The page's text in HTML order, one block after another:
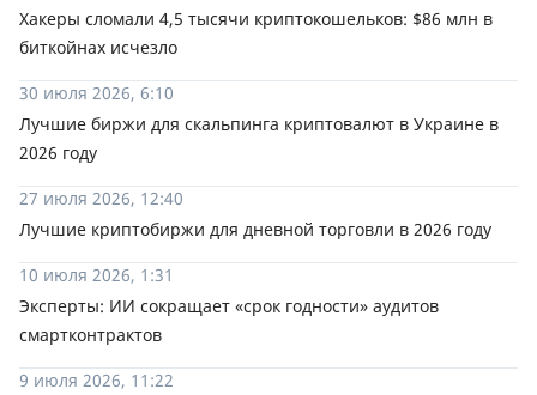
Хакеры сломали 4,5 тысячи криптокошельков: $86 млн в
биткойнах исчезло
30 июля 2026, 6:10
Лучшие биржи для скальпинга криптовалют в Украине в
2026 году
27 июля 2026, 12:40
Лучшие криптобиржи для дневной торговли в 2026 году
10 июля 2026, 1:31
Эксперты: ИИ сокращает «срок годности» аудитов
смартконтрактов
9 июля 2026, 11:22